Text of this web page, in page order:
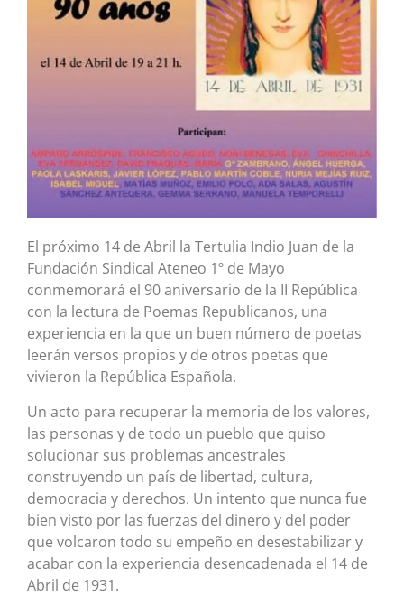
El próximo 14 de Abril la Tertulia Indio Juan de la
Fundación Sindical Ateneo 1º de Mayo
conmemorará el 90 aniversario de la II República
con la lectura de Poemas Republicanos, una
experiencia en la que un buen número de poetas
leerán versos propios y de otros poetas que
vivieron la República Española.
Un acto para recuperar la memoria de los valores,
las personas y de todo un pueblo que quiso
solucionar sus problemas ancestrales
construyendo un país de libertad, cultura,
democracia y derechos. Un intento que nunca fue
bien visto por las fuerzas del dinero y del poder
que volcaron todo su empeño en desestabilizar y
acabar con la experiencia desencadenada el 14 de
Abril de 1931.